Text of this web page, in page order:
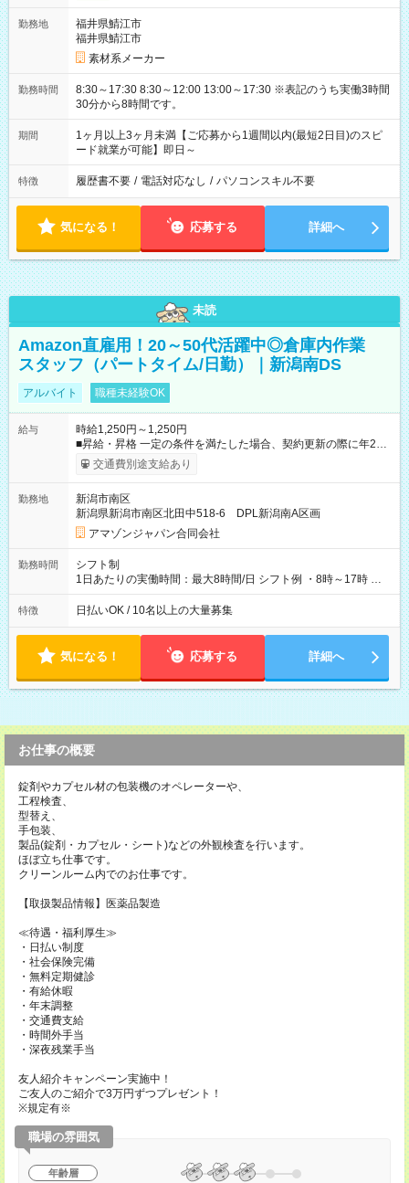
勤務地
福井県鯖江市
福井県鯖江市
素材系メーカー
勤務時間
8:30～17:30 8:30～12:00 13:00～17:30 ※表記のうち実働3時間
30分から8時間です。
期間
1ヶ月以上3ヶ月未満【ご応募から1週間以内(最短2日目)のスピ
ード就業が可能】即日～
特徴 履歴書不要 / 電話対応なし / パソコンスキル不要
気になる！ 応募する 詳細へ
未読
Amazon直雇用！20～50代活躍中◎倉庫内作業
スタッフ（パートタイム/日勤）｜新潟南DS
アルバイト 職種未経験OK
給与
時給1,250円～1,250円
■昇給・昇格 一定の条件を満たした場合、契約更新の際に年2回
まで昇給の機会があります。 ■正社員登用制度あり ※月末締/翌
月25日支払い ※時間外手当、別途支給 ※深夜割増賃金 (22:00～
☆Amazon直雇用で安定して働けます！ 【試用期間】試用期間
あり 試用期間の長さ：1週間 雇用形態、給与は本採用時と同じ
です。
交通費別途支給あり
勤務地
新潟市南区
新潟県新潟市南区北田中518-6 DPL新潟南A区画
アマゾンジャパン合同会社
勤務時間
シフト制
1日あたりの実働時間：最大8時間/日 シフト例 ・8時～17時 ・
12時～21時
特徴 日払いOK / 10名以上の大量募集
気になる！ 応募する 詳細へ
お仕事の概要
錠剤やカプセル材の包装機のオペレーターや、
工程検査、
型替え、
手包装、
製品(錠剤・カプセル・シート)などの外観検査を行います。
ほぼ立ち仕事です。
クリーンルーム内でのお仕事です。
【取扱製品情報】医薬品製造
≪待遇・福利厚生≫
・日払い制度
・社会保険完備
・無料定期健診
・有給休暇
・年末調整
・交通費支給
・時間外手当
・深夜残業手当
友人紹介キャンペーン実施中！
ご友人のご紹介で3万円ずつプレゼント！
※規定有※
職場の雰囲気
年齢層